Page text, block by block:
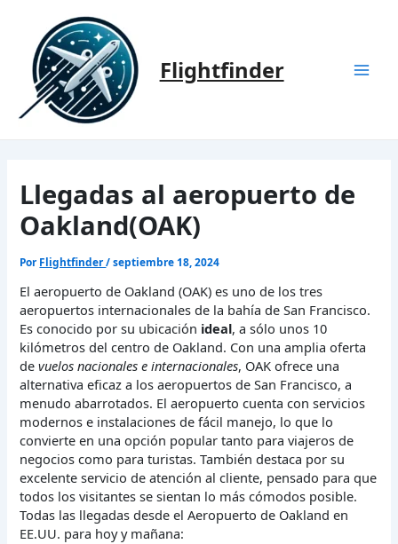
contenido
Flightfinder
Llegadas al aeropuerto de
Oakland(OAK)
Por Flightfinder/septiembre 18, 2024
El aeropuerto de Oakland (OAK) es uno de los tres
aeropuertos internacionales de la bahía de San Francisco.
Es conocido por su ubicación ideal, a sólo unos 10
kilómetros del centro de Oakland. Con una amplia oferta
devuelos nacionales e internacionales, OAK ofrece una
alternativa eficaz a los aeropuertos de San Francisco, a
menudo abarrotados. El aeropuerto cuenta con servicios
modernos e instalaciones de fácil manejo, lo que lo
convierte en una opción popular tanto para viajeros de
negocios como para turistas. También destaca por su
excelente servicio de atención al cliente, pensado para que
todos los visitantes se sientan lo más cómodos posible.
Todas las llegadas desde el Aeropuerto de Oakland en
EE.UU. para hoy y mañana: